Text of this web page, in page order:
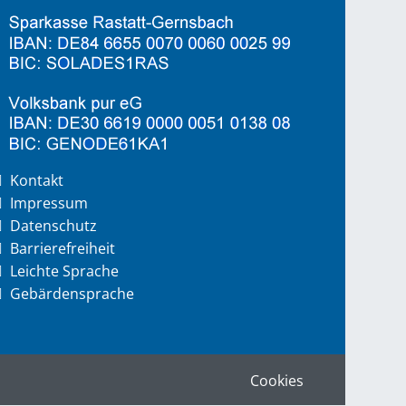
Kontakt
Impressum
Datenschutz
Barrierefreiheit
Leichte Sprache
Gebärdensprache
Cookies